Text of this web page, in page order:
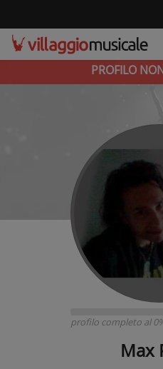
PROFILO
profilo completo al
Max